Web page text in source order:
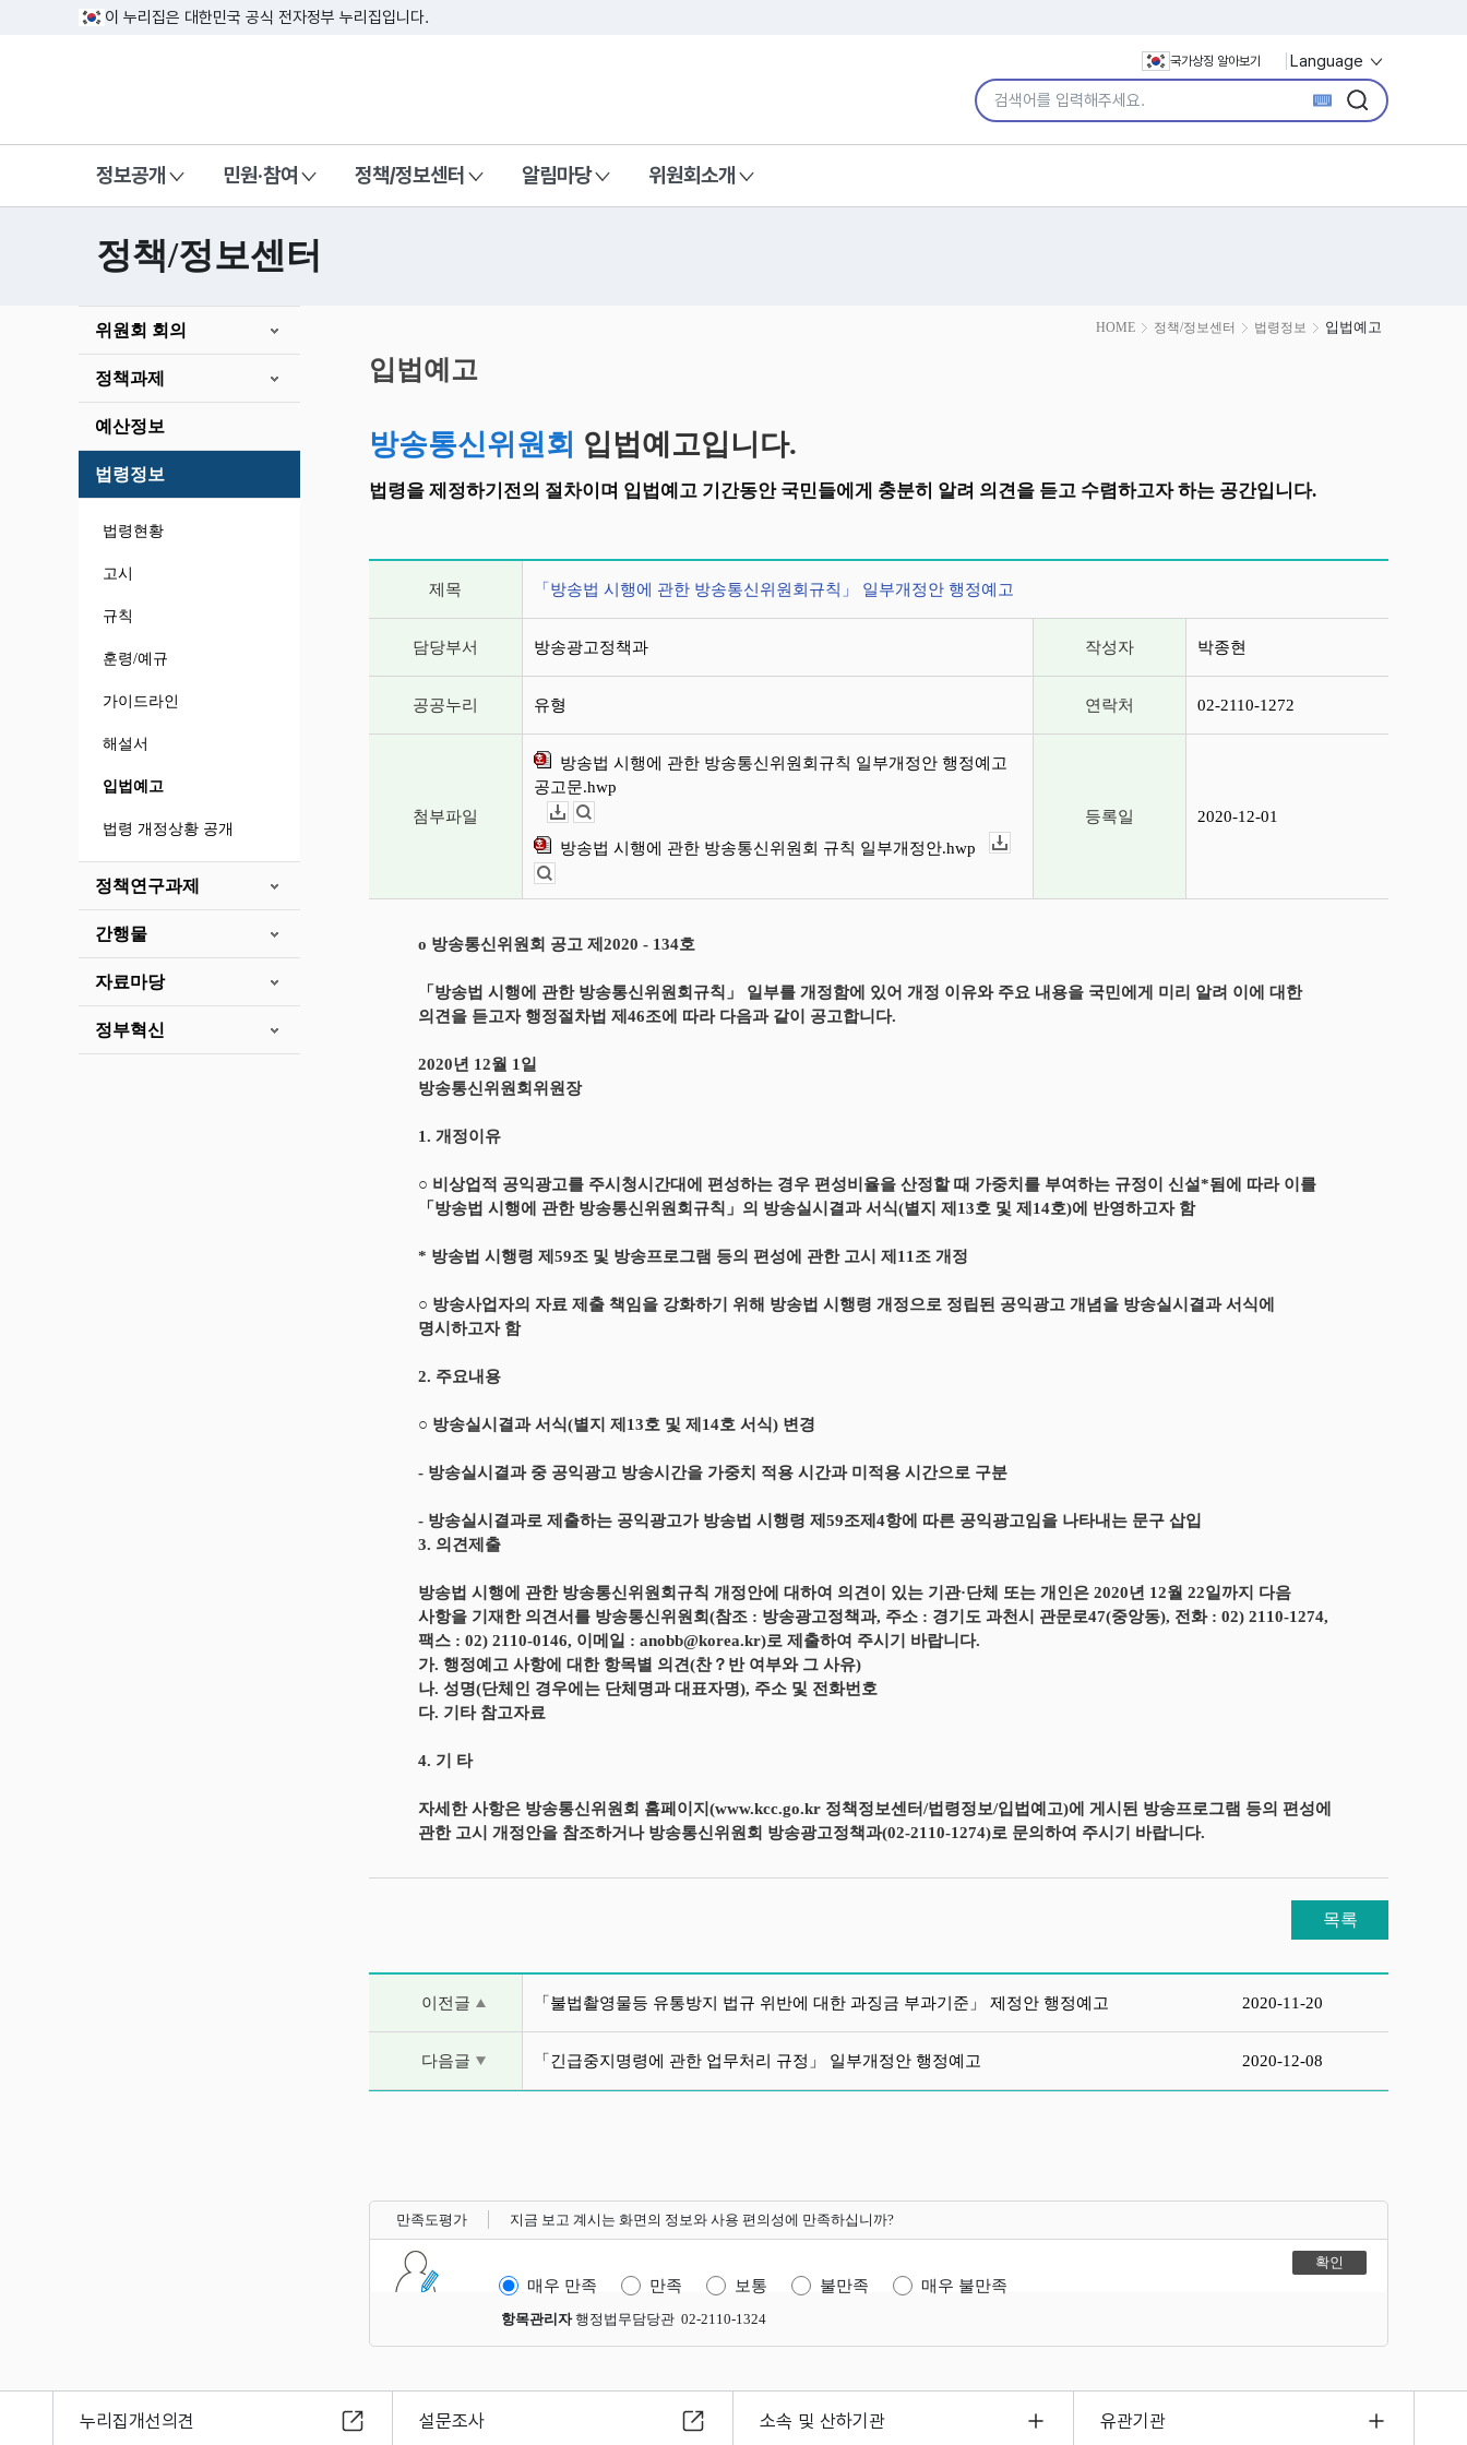
이 누리집은 대한민국 공식 전자정부 누리집입니다.
국가상징 알아보기 Language
통합검색어 입력
검색
검색
정보공개 민원·참여 정책/정보센터 알림마당 위원회소개
정책/정보센터
위원회 회의
정책과제
예산정보
법령정보
법령현황
고시
규칙
훈령/예규
가이드라인
해설서
입법예고
법령 개정상황 공개
정책연구과제
간행물
자료마당
정부혁신
HOME 정책/정보센터 법령정보 입법예고
시
작
입법예고
방송통신위원회 입법예고입니다.
법령을 제정하기전의 절차이며 입법예고 기간동안 국민들에게 충분히 알려 의견을 듣고 수렴하고자 하는 공간입니다.
제목 「방송법 시행에 관한 방송통신위원회규칙」 일부개정안 행정예고
담당부서 방송광고정책과 작성자 박종현
공공누리 유형 연락처 02-2110-1272
첨부파일
방송법 시행에 관한 방송통신위원회규칙 일부개정안 행정예고
공고문.hwp
방송법 시행에 관한 방송통신위원회 규칙 일부개정안.hwp
등록일 2020-12-01
o 방송통신위원회 공고 제2020 - 134호
「방송법 시행에 관한 방송통신위원회규칙」 일부를 개정함에 있어 개정 이유와 주요 내용을 국민에게 미리 알려 이에 대한
의견을 듣고자 행정절차법 제46조에 따라 다음과 같이 공고합니다.
2020년 12월 1일
방송통신위원회위원장
1. 개정이유
○ 비상업적 공익광고를 주시청시간대에 편성하는 경우 편성비율을 산정할 때 가중치를 부여하는 규정이 신설*됨에 따라 이를
「방송법 시행에 관한 방송통신위원회규칙」의 방송실시결과 서식(별지 제13호 및 제14호)에 반영하고자 함
* 방송법 시행령 제59조 및 방송프로그램 등의 편성에 관한 고시 제11조 개정
○ 방송사업자의 자료 제출 책임을 강화하기 위해 방송법 시행령 개정으로 정립된 공익광고 개념을 방송실시결과 서식에
명시하고자 함
2. 주요내용
○ 방송실시결과 서식(별지 제13호 및 제14호 서식) 변경
- 방송실시결과 중 공익광고 방송시간을 가중치 적용 시간과 미적용 시간으로 구분
- 방송실시결과로 제출하는 공익광고가 방송법 시행령 제59조제4항에 따른 공익광고임을 나타내는 문구 삽입
3. 의견제출
방송법 시행에 관한 방송통신위원회규칙 개정안에 대하여 의견이 있는 기관·단체 또는 개인은 2020년 12월 22일까지 다음
사항을 기재한 의견서를 방송통신위원회(참조 : 방송광고정책과, 주소 : 경기도 과천시 관문로47(중앙동), 전화 : 02) 2110-1274,
팩스 : 02) 2110-0146, 이메일 : anobb@korea.kr)로 제출하여 주시기 바랍니다.
가. 행정예고 사항에 대한 항목별 의견(찬？반 여부와 그 사유)
나. 성명(단체인 경우에는 단체명과 대표자명), 주소 및 전화번호
다. 기타 참고자료
4. 기 타
자세한 사항은 방송통신위원회 홈페이지(www.kcc.go.kr 정책정보센터/법령정보/입법예고)에 게시된 방송프로그램 등의 편성에
관한 고시 개정안을 참조하거나 방송통신위원회 방송광고정책과(02-2110-1274)로 문의하여 주시기 바랍니다.
목록
이전글 「불법촬영물등 유통방지 법규 위반에 대한 과징금 부과기준」 제정안 행정예고 2020-11-20
다음글 「긴급중지명령에 관한 업무처리 규정」 일부개정안 행정예고 2020-12-08
만족도평가 지금 보고 계시는 화면의 정보와 사용 편의성에 만족하십니까?
매우 만족 만족 보통 불만족 매우 불만족
항목관리자행정법무담당관 02-2110-1324
누리집개선의견 설문조사 소속 및 산하기관 유관기관